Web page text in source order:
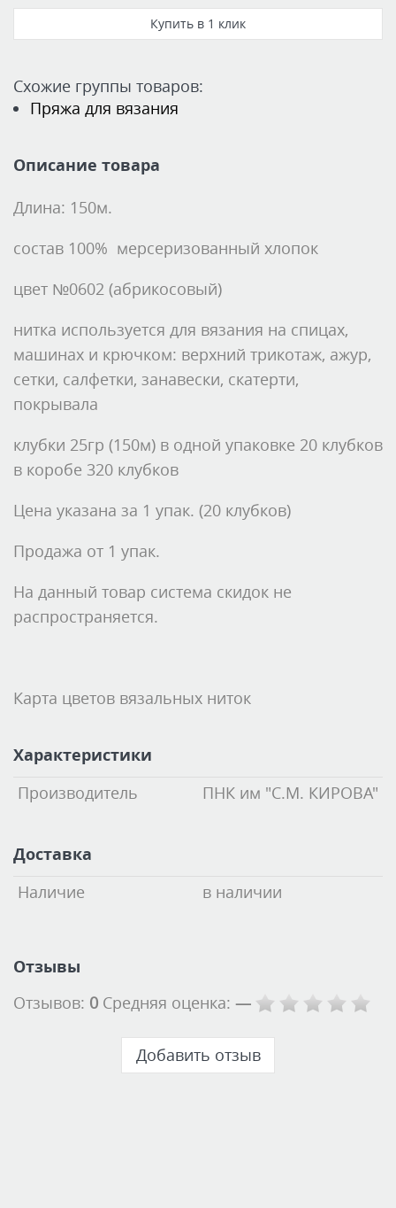
Схожие группы товаров:
Пряжа для вязания
Описание товара
Длина: 150м.
состав 100% мерсеризованный хлопок
цвет №0602 (абрикосовый)
нитка используется для вязания на спицах,
машинах и крючком: верхний трикотаж, ажур,
сетки, салфетки, занавески, скатерти,
покрывала
клубки 25гр (150м) в одной упаковке 20 клубков
в коробе 320 клубков
Цена указана за 1 упак. (20 клубков)
Продажа от 1 упак.
На данный товар система скидок не
распространяется.
Карта цветов вязальных ниток
Характеристики
Производитель ПНК им "С.М. КИРОВА"
Доставка
Наличие в наличии
Отзывы
Отзывов: 0 Средняя оценка: —
Добавить отзыв